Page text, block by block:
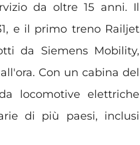
da oltre 15 anni. Il
e il primo treno Railjet
da Siemens Mobility,
Con un cabina del
locomotive elettriche
di più paesi, inclusi